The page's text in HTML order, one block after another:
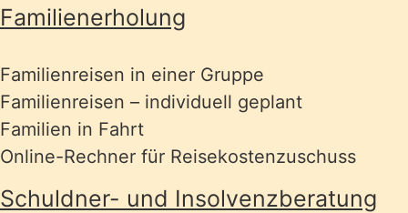
Familienerholung
Familienreisen in einer Gruppe
Familienreisen – individuell geplant
Familien in Fahrt
Online-Rechner für Reisekostenzuschuss
Schuldner- und Insolvenzberatung